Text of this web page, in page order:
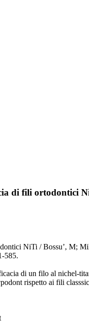
di fili ortodontici
NiTi / Bossu’,
585.
di un filo al nichel-
rispetto ai fili